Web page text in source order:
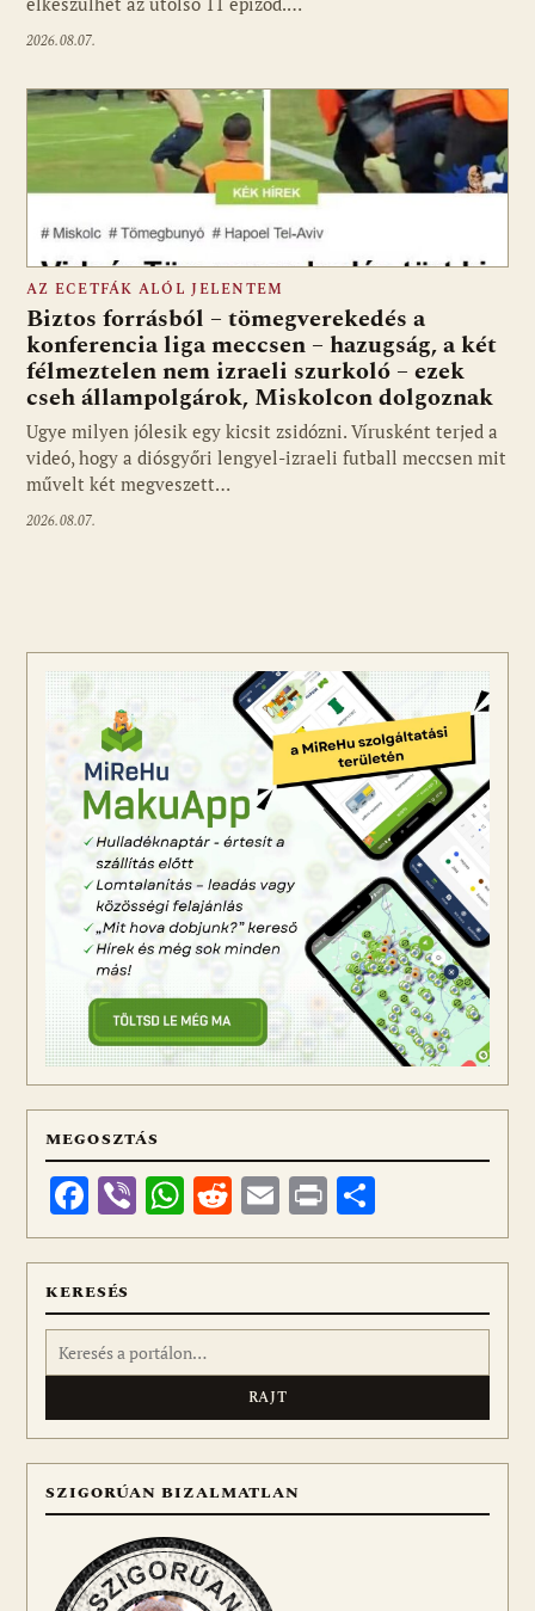
2026.08.07.
AZ ECETFÁK ALÓL JELENTEM
Biztos forrásból – tömegverekedés a
konferencia liga meccsen – hazugság, a két
félmeztelen nem izraeli szurkoló – ezek
cseh állampolgárok, Miskolcon dolgoznak
Ugye milyen jólesik egy kicsit zsidózni. Vírusként terjed a
videó, hogy a diósgyőri lengyel-izraeli futball meccsen mit
művelt két megveszett…
2026.08.07.
MEGOSZTÁS
Facebook
ViberWhatsApp
Reddit
Email
Print
meg
KERESÉS
Keresés:
SZIGORÚAN BIZALMATLAN